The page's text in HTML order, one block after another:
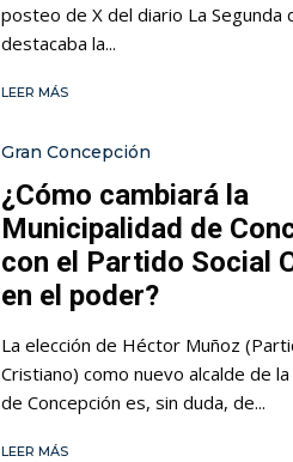
posteo de X del diario La Segunda
destacaba la...
LEER MÁS
Gran Concepción
¿Cómo cambiará la
Municipalidad de
con el Partido Social
en el poder?
La elección de Héctor Muñoz
Cristiano) como nuevo alcalde de
de Concepción es, sin duda, de...
LEER MÁS